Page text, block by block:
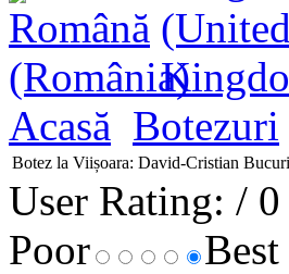
Acasă Botezuri
Botez la Viișoara: David-Cristian
User Rating: / 0
Poor
Best